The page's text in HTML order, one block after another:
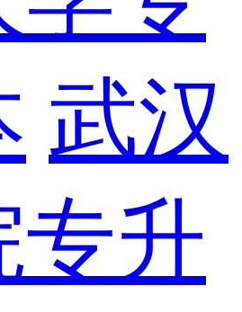
武汉
专升